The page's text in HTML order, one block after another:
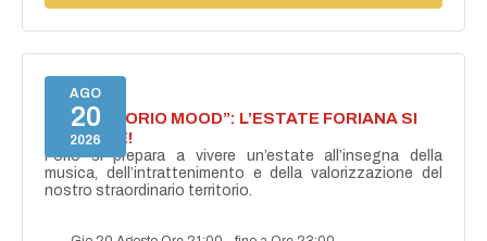
AGO
20
2026
NASCE “FORIO MOOD”: L’ESTATE FORIANA SI
ACCENDE!
Forio si prepara a vivere un’estate all’insegna della
musica, dell’intrattenimento e della valorizzazione del
nostro straordinario territorio.